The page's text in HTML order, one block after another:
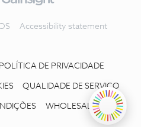
Accessibility statement
POLÍTICA DE PRIVACIDADE
QUALIDADE DE SERVIÇO
WHOLESALE